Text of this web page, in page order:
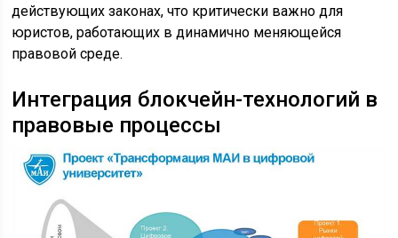
действующих законах, что критически важно для
юристов, работающих в динамично меняющейся
правовой среде.
Интеграция блокчейн-технологий в
правовые процессы